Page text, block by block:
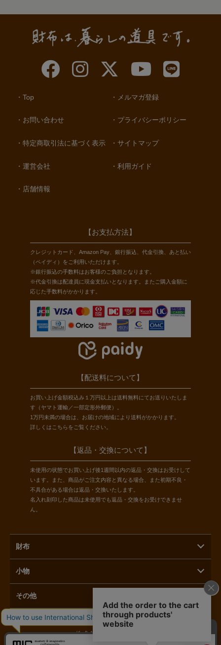
Top
お問い合わせ
特定商取引法に基づく表示
運営会社
店舗情報
メルマガ登録
プライバシーポリシー
サイトマップ
利用ガイド
【お支払方法】
クレジットカード、Amazon Pay、銀行振込、代金引換、あと払い
（ペイディ）をご利用いただけます。
※銀行振込の手数料はお客様のご負担となります。
※代金引換は配達員に現金支払いとなります。またご購入金額に
応じた手数料がかかります。
【配送料について】
お買い上げ金額税込み１万円以上は送料無料にてお送りいたしま
す（ヤマト運輸／一部定形外郵便）。
1万円未満の場合は、お届けの地域により送料がかかります。
詳しくは こちらをご覧ください。
【返品・交換について】
未使用の状態でお買い上げ後1週間以内の返品・交換はお受けして
います。また、商品がご注文内容と異なる場合、また初期不良・
不具合がある場合は返品・交換いたします。
名入れ刻印した商品は未使用でも返品・交換をお受けできませ
ん。
財布
小物
その他
株式会社ラモーダヨシダ